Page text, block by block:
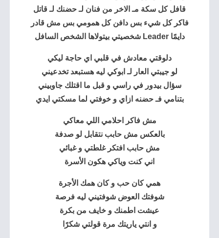
قافل كل سكة مـ الاخر من فنان لـ حضنك لـ قاتل
فاكر كل شيء بس دافن كل همومي بس مش قادر
دايمًا Leader شخصيتي بيتولاها الشخص السافل
دلوقتي معادش في قلبي اي حاجة ليكي
لو جيبتي العار لـ ابوكي ليه هستبعد تخدعيني
سؤال بيدور في راسي و قبل ما اقتلك جاوبيني
بتنامي فـ حضنه ازاي و خوفتي لما مسكتي ايدي
مش فاكر احلامي اللي معاكي
بالعكس مش حابب نتقابل لو صدفة
مش حابب افتكر غلطتي و غبائي
اني كنت وياكي هكون الأسرة
همي كان حب و كان همك الأجرة
شوفتك العوض شوفتيني ليه فرصة
عيشت اطمنك و خايف من بكرة
و انتي ياريتك مرة قولتي شكرًا